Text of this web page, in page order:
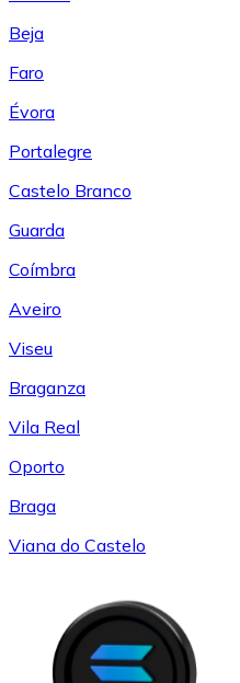
Beja
Faro
Évora
Portalegre
Castelo Branco
Guarda
Coímbra
Aveiro
Viseu
Braganza
Vila Real
Oporto
Braga
Viana do Castelo